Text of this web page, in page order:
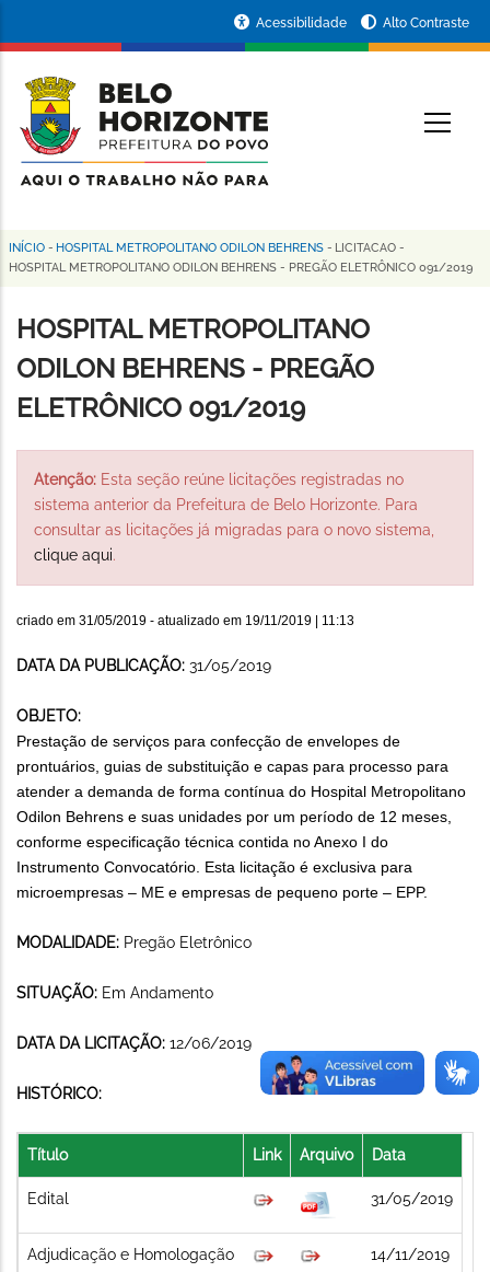
conteúdo
principal
da
Prefeitura
de
Horizonte
Acessibilidade Alto Contraste
Trilha
navegação
INÍCIO - HOSPITAL METROPOLITANO ODILON BEHRENS - LICITACAO -
HOSPITAL METROPOLITANO ODILON BEHRENS - PREGÃO ELETRÔNICO 091/2019
HOSPITAL METROPOLITANO
ODILON BEHRENS - PREGÃO
ELETRÔNICO 091/2019
Atenção: Esta seção reúne licitações registradas no
sistema anterior da Prefeitura de Belo Horizonte. Para
consultar as licitações já migradas para o novo sistema,
clique aqui.
criado em 31/05/2019 - atualizado em 19/11/2019 | 11:13
DATA DA PUBLICAÇÃO: 31/05/2019
OBJETO:
Prestação de serviços para confecção de envelopes de
prontuários, guias de substituição e capas para processo para
atender a demanda de forma contínua do Hospital Metropolitano
Odilon Behrens e suas unidades por um período de 12 meses,
conforme especificação técnica contida no Anexo I do
Instrumento Convocatório. Esta licitação é exclusiva para
microempresas – ME e empresas de pequeno porte – EPP.
MODALIDADE: Pregão Eletrônico
SITUAÇÃO: Em Andamento
DATA DA LICITAÇÃO: 12/06/2019
HISTÓRICO:
Título Link Arquivo Data
Edital 31/05/2019
Adjudicação e Homologação 14/11/2019